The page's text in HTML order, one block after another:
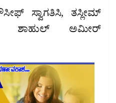
ಸ್ವಾಗತಿಸಿ, ತಸ್ಲೀಮ್
ಶಾಹುಲ್ ಅಮೀರ್